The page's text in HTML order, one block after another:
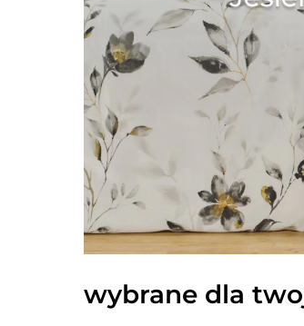
wybrane dla